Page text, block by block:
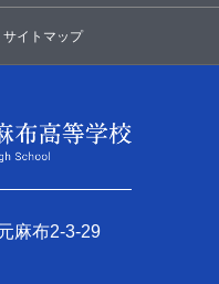
サイトマップ
麻布2-3-29